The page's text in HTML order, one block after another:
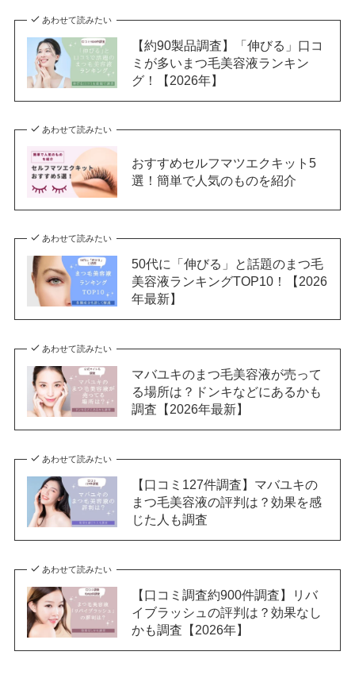
あわせて読みたい
【約90製品調査】「伸びる」口コ
ミが多いまつ毛美容液ランキン
グ！【2026年】
あわせて読みたい
おすすめセルフマツエクキット5
選！簡単で人気のものを紹介
あわせて読みたい
50代に「伸びる」と話題のまつ毛
美容液ランキングTOP10！【2026
年最新】
あわせて読みたい
マバユキのまつ毛美容液が売って
る場所は？ドンキなどにあるかも
調査【2026年最新】
あわせて読みたい
【口コミ127件調査】マバユキの
まつ毛美容液の評判は？効果を感
じた人も調査
あわせて読みたい
【口コミ調査約900件調査】リバ
イブラッシュの評判は？効果なし
かも調査【2026年】